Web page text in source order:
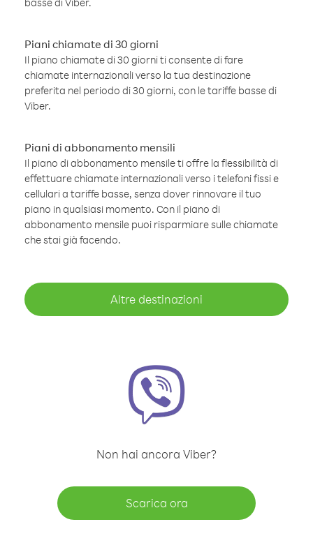
Piani chiamate di 30 giorni
Il piano chiamate di 30 giorni ti consente di fare
chiamate internazionali verso la tua destinazione
preferita nel periodo di 30 giorni, con le tariffe basse di
Viber.
Piani di abbonamento mensili
Il piano di abbonamento mensile ti offre la flessibilità di
effettuare chiamate internazionali verso i telefoni fissi e
cellulari a tariffe basse, senza dover rinnovare il tuo
piano in qualsiasi momento. Con il piano di
abbonamento mensile puoi risparmiare sulle chiamate
che stai già facendo.
Altre destinazioni
Non hai ancora Viber?
Scarica ora